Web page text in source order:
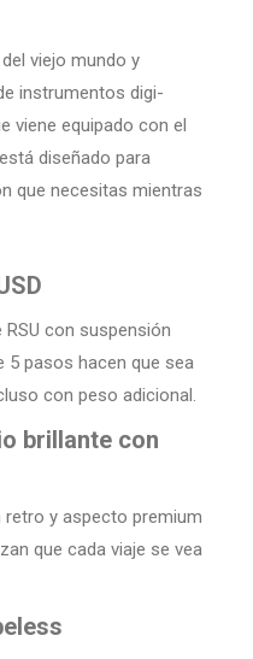
viejo mundo y
instrumentos digi-
viene equipado con el
diseñado para
que necesitas mientras
RSU con suspensión
5 pasos hacen que sea
con peso adicional.
brillante con
y aspecto premium
que cada viaje se vea